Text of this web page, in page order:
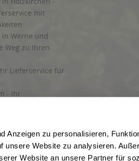
Anzeigen zu personalisieren,
unsere Website zu analysieren.
Website an unsere Partner für
mit
Werne und
Weg zu Ihren
Lieferservice für
- Ihr